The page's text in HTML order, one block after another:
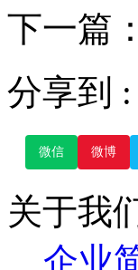
下一篇：
分享到 :
微信 微博
关于我
企业